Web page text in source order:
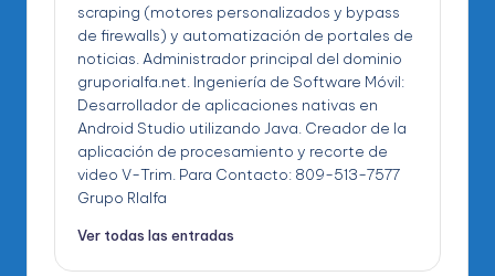
scraping (motores personalizados y bypass
de firewalls) y automatización de portales de
noticias. Administrador principal del dominio
gruporialfa.net. Ingeniería de Software Móvil:
Desarrollador de aplicaciones nativas en
Android Studio utilizando Java. Creador de la
aplicación de procesamiento y recorte de
video V-Trim. Para Contacto: 809-513-7577
Grupo RIalfa
Ver todas las entradas